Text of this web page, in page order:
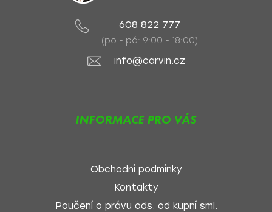
608 822 777
(po - pá: 9:00 - 18:00)
info@carvin.cz
INFORMACE PRO VÁS
Obchodní podmínky
Kontakty
Poučení o právu ods. od kupní sml.